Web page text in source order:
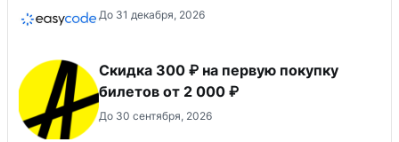
До 31 декабря, 2026
Скидка 300 ₽ на первую покупку
билетов от 2 000 ₽
До 30 сентября, 2026